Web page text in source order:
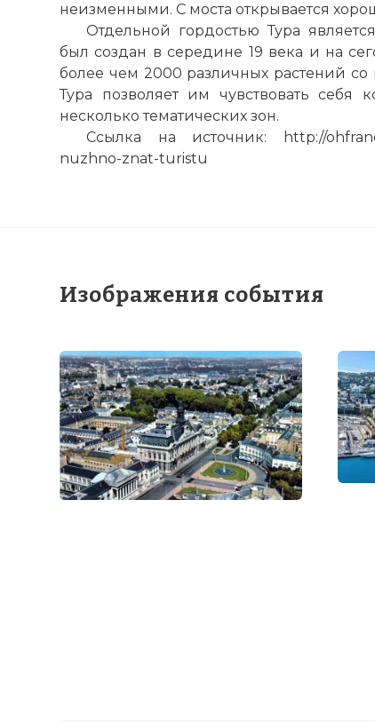
неизменными. C моста открывается
Отдельной гордостью Тура
был создан в середине 19 века и на
более чем 2000 различных растений
Тура позволяет им чувствовать себя
несколько тематических зон.
Ссылка на источник: http://
nuzhno-znat-turistu
Изображения события